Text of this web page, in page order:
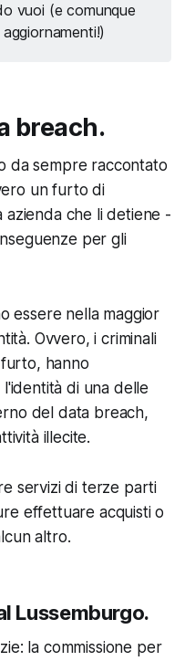
vuoi (e comunque
breach.
da sempre raccontato
un furto di
azienda che li detiene -
per gli
essere nella maggior
Ovvero, i criminali
hanno
di una delle
del data breach,
illecite.
servizi di terze parti
effettuare acquisti o
altro.
Lussemburgo.
la commissione per